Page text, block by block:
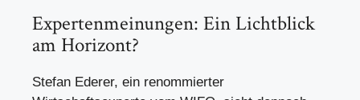
Expertenmeinungen: Ein Lichtblick
am Horizont?
Stefan Ederer, ein renommierter